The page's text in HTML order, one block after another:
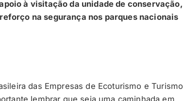
à visitação da unidade de conservação,
na segurança nos parques nacionais
das Empresas de Ecoturismo e Turismo